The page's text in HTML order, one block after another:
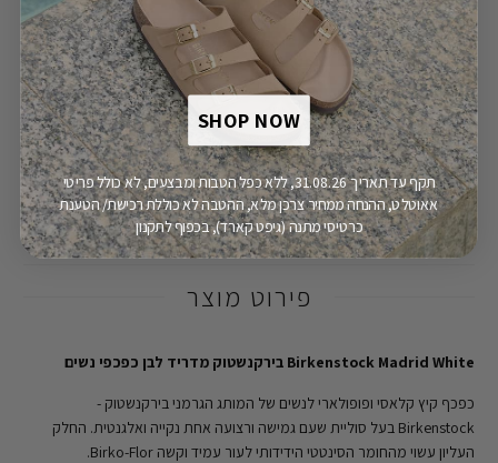
הוספה לסל
משלוח חינם
מעל 149.9 ש"ח
יבואן רשמי
פירוט מוצר
Birkenstock Madrid White בירקנשטוק מדריד לבן כפכפי נשים
כפכף קיץ קלאסי ופופולארי לנשים של המותג הגרמני בירקנשטוק -
Birkenstock בעל סוליית שעם גמישה ורצועה אחת נקייה ואלגנטית. החלק
העליון עשוי מהחומר הסינטטי הידידותי לעור עמיד וקשה Birko-Flor.
SHOP NOW
תקף עד תאריך 31.08.26, ללא כפל הטבות ומבצעים, לא כולל פריטי
אאוטלט, ההנחה ממחיר צרכן מלא, ההטבה לא כוללת רכישת/ הטענת
כרטיסי מתנה (גיפט קארד), בכפוף לתקנון